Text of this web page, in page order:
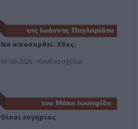
Να αποσυρθεί. Χθες.
03-08-2026 - Κανένα σχόλιο
Οίκοι ευγηρίας